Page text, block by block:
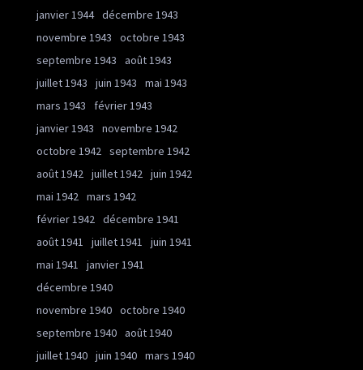
janvier 1944 décembre 1943
novembre 1943
octobre 1943
septembre 1943
août 1943
juillet 1943
juin 1943
mai 1943
mars 1943
février 1943
janvier 1943
novembre 1942
octobre 1942 septembre 1942
août 1942 juillet 1942 juin 1942
mai 1942 mars 1942
février 1942 décembre 1941
août 1941
juillet 1941
juin 1941
mai 1941
janvier 1941
décembre 1940
novembre 1940 octobre 1940
septembre 1940 août 1940
juillet 1940 juin 1940 mars 1940